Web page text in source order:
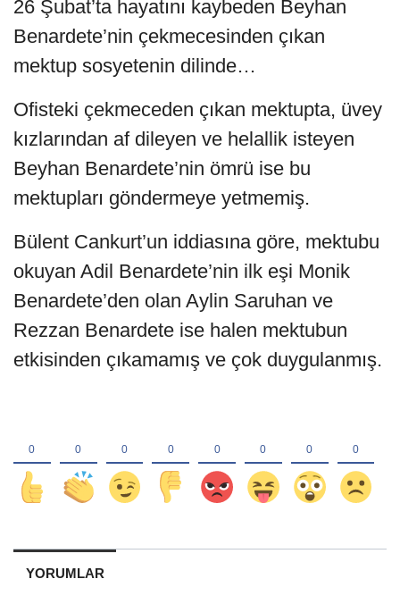
26 Şubat’ta hayatını kaybeden Beyhan
Benardete’nin çekmecesinden çıkan
mektup sosyetenin dilinde…
Ofisteki çekmeceden çıkan mektupta, üvey
kızlarından af dileyen ve helallik isteyen
Beyhan Benardete’nin ömrü ise bu
mektupları göndermeye yetmemiş.
Bülent Cankurt’un iddiasına göre, mektubu
okuyan Adil Benardete’nin ilk eşi Monik
Benardete’den olan Aylin Saruhan ve
Rezzan Benardete ise halen mektubun
etkisinden çıkamamış ve çok duygulanmış.
YORUMLAR